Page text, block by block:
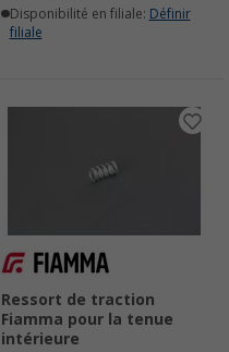
Disponibilité en filiale: Définir
filiale
Ressort de traction
Fiamma pour la tenue
intérieure